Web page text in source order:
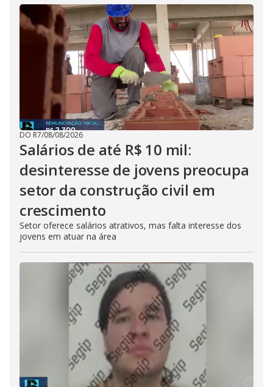
DO R7/08/08/2026
Salários de até R$ 10 mil:
desinteresse de jovens preocupa
setor da construção civil em
crescimento
Setor oferece salários atrativos, mas falta interesse dos
jovens em atuar na área